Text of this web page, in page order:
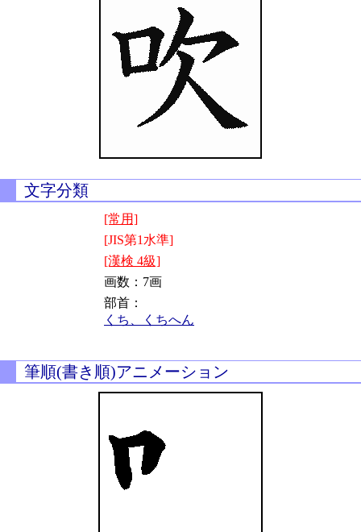
文字分類
[常用]
[JIS第1水準]
[漢検 4級]
画数：7画
部首：
くち、くちへん
筆順(書き順)アニメーション